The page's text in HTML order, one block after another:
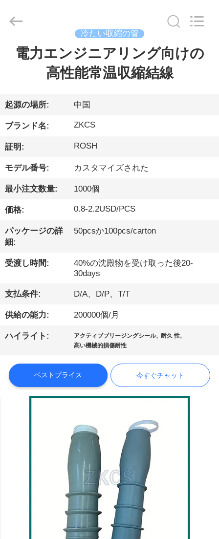
品
ビ
私
た
つ
い
て
工
場
2021
INDUSTRIAL
冷たい収縮の管
電力エンジニアリング向けの
高性能常温収縮結線
起源の場所: 中国
ブランド名: ZKCS
証明: ROSH
モデル番号: カスタマイズされた
最小注文数量: 1000個
価格: 0.8-2.2USD/PCS
パッケージの詳
細:
50pcsか100pcs/carton
受渡し時間:
40%の沈殿物を受け取った後20-
30days
支払条件: D/A、D/P、T/T
供給の能力: 200000個/月
ハイライト: アクティブブリージングシール,耐久 性,
高い機械的損傷耐性
ベストプライス 今すぐチャット